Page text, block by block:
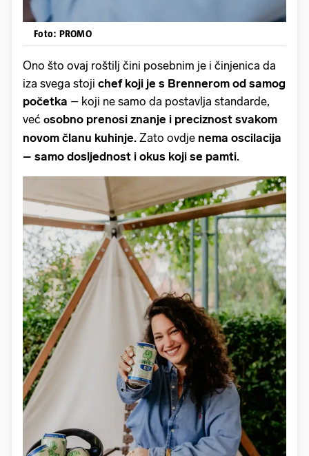
Foto: PROMO
Ono što ovaj roštilj čini posebnim je i činjenica da
iza svega stoji chef koji je s Brennerom od samog
početka – koji ne samo da postavlja standarde,
već osobno prenosi znanje i preciznost svakom
novom članu kuhinje. Zato ovdje nema oscilacija
– samo dosljednost i okus koji se pamti.